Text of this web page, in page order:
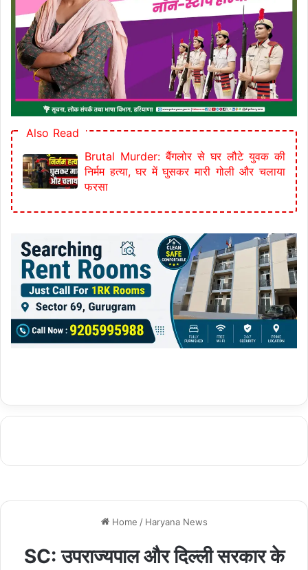
Also Read
Brutal Murder: बैंगलोर से घर लौटे युवक की
निर्मम हत्या, घर में घुसकर मारी गोली और चलाया
फरसा